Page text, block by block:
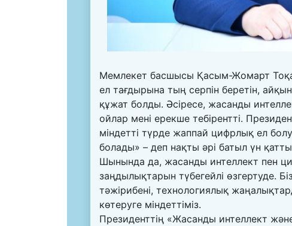
Мемлекет басшысы Қасым-Жомарт
ел тағдырына тың серпін беретін,
құжат болды. Әсіресе, жасанды
ойлар мені ерекше тебірентті.
міндетті түрде жаппай цифрлық ел
болады» – деп нақты әрі батыл үн
Шынында да, жасанды интеллект пен
заңдылықтарын түбегейлі өзгертуде.
тәжірибені, технологиялық
көтеруге міндеттіміз.
Президенттің «Жасанды интеллект